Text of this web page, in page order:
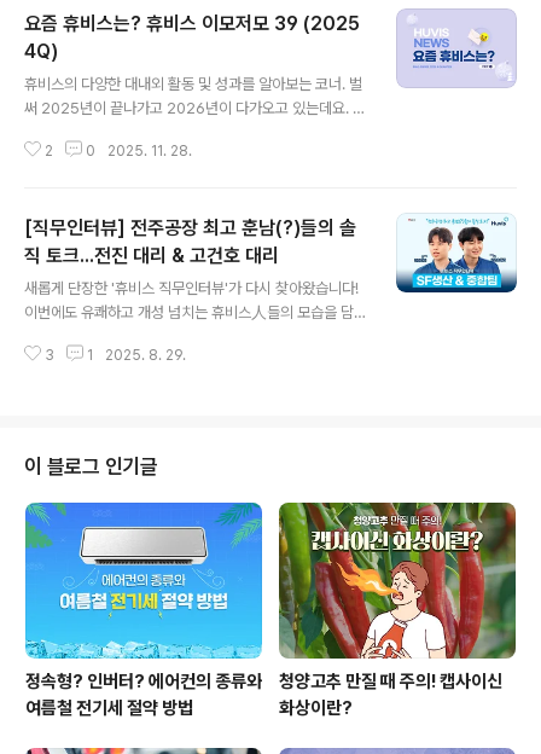
일들이 있었는데요. 해외전시회 참가부터 MOU 체결, 수
상 소식 등 어떤 일이 있었는지 함께 알아보시죠!■ 전주시
와 '친환경 현수막 의무화 MOU' 체결휴비스가 전라북도
전주시와 손잡고 탄소중립과 자원순환 실천을 위한 생분해
시와 옥외광고협회 전주시지부, 새활용센터 다시봄과 함께
요즘 휴비스는? 휴비스 이모저모 39 (2025
4Q)
휴비스의 다양한 대내외 활동 및 성과를 알아보는 코너. 벌
써 2025년이 끝나가고 2026년이 다가오고 있는데요. 본
옷차림이 한층 두툼해진 것을 많이 보실 수 있죠. 특히 겨울
점이 뚜렷한 두 소재의 차이점이 궁금하시다면~▶ 겨울 소
재의 양대 산맥! 양털 & 거위털 (feat.폴라필) 2025년 4
분기에 휴비스에는 다양한 일들이 있었는데요. 해외전시회
참가부터 수상 소식 등 올해의 노력이 결실을 맺는 일부터
사회공헌활동까지 어떤 일이 있었는지 함께 알아보겠습니
다.■ MINIMAX 글로벌 시장 공략 박차...중국 특수지 전
2 0 2025. 11. 28.
[직무인터뷰] 전주공장 최고 훈남(?)들의 솔
직 토크...전진 대리 & 고건호 대리
새롭게 단장한 '휴비스 직무인터뷰'가 다시 찾아왔습니다!
이번에도 유쾌하고 개성 넘치는 휴비스人들의 모습을 담았
다양한 팁들도 여전히 가득! 이번 직무인터뷰의 주인공들
3 1 2025. 8. 29.
이 블로그 인기글
정속형? 인버터? 에어컨의 종류와
여름철 전기세 절약 방법
청양고추 만질 때 주의! 캡사이신
화상이란?